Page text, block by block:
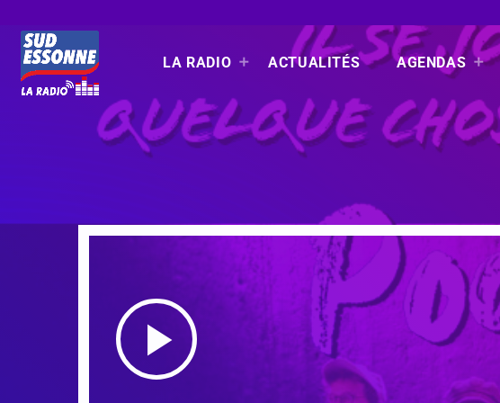
LA RADIO ACTUALITÉS AGENDAS
play_arrow